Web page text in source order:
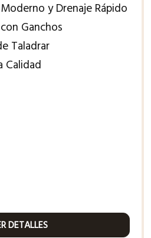
y Drenaje Rápido
Ganchos
Taladrar
Calidad
DETALLES